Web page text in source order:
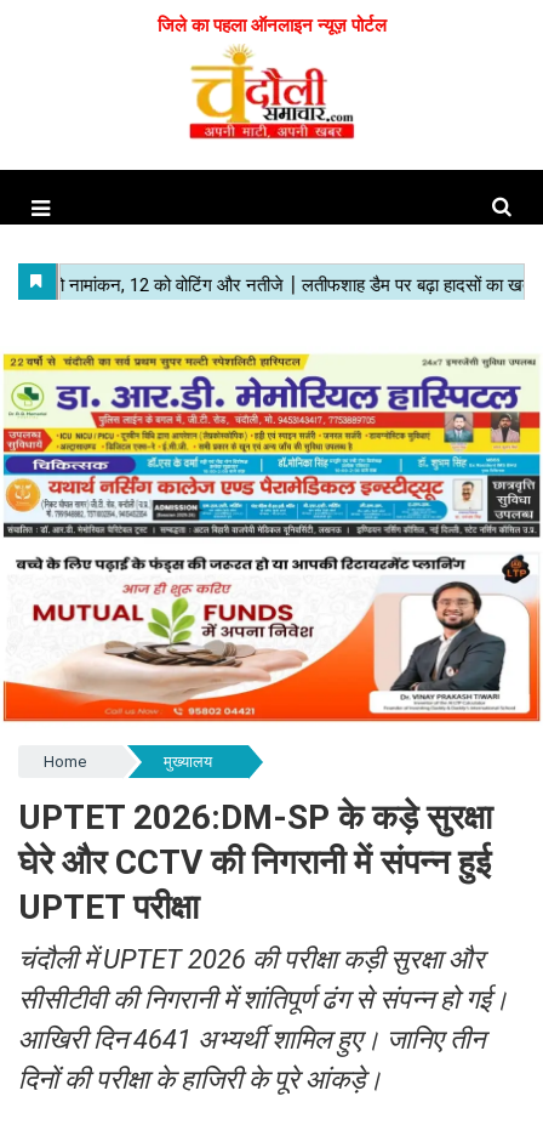
जिले का पहला ऑनलाइन न्यूज़ पोर्टल
Home मुख्यालय
UPTET 2026:DM-SP के कड़े सुरक्षा
घेरे और CCTV की निगरानी में संपन्न हुई
UPTET परीक्षा
चंदौली में UPTET 2026 की परीक्षा कड़ी सुरक्षा और
सीसीटीवी की निगरानी में शांतिपूर्ण ढंग से संपन्न हो गई।
आखिरी दिन 4641 अभ्यर्थी शामिल हुए। जानिए तीन
दिनों की परीक्षा के हाजिरी के पूरे आंकड़े।